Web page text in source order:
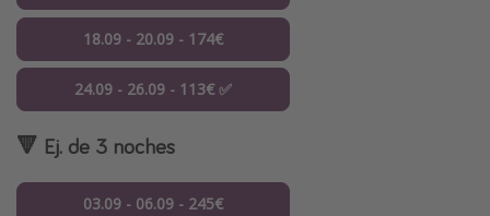
18.09 - 20.09 - 174€
24.09 - 26.09 - 113€ ✅
🔻 Ej. de 3 noches
03.09 - 06.09 - 245€